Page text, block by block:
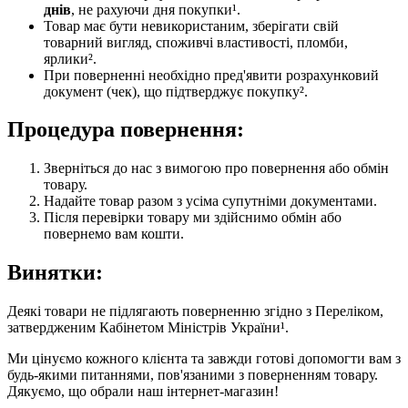
днів, не рахуючи дня покупки¹.
Товар має бути невикористаним, зберігати свій
товарний вигляд, споживчі властивості, пломби,
ярлики².
При поверненні необхідно пред'явити розрахунковий
документ (чек), що підтверджує покупку².
Процедура повернення:
Зверніться до нас з вимогою про повернення або обмін
товару.
Надайте товар разом з усіма супутніми документами.
Після перевірки товару ми здійснимо обмін або
повернемо вам кошти.
Винятки:
Деякі товари не підлягають поверненню згідно з Переліком,
затвердженим Кабінетом Міністрів України¹.
Ми цінуємо кожного клієнта та завжди готові допомогти вам з
будь-якими питаннями, пов'язаними з поверненням товару.
Дякуємо, що обрали наш інтернет-магазин!